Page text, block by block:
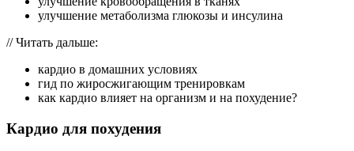
улучшение метаболизма глюкозы и инсулина
// Читать дальше:
кардио в домашних условиях
гид по жиросжигающим тренировкам
как кардио влияет на организм и на похудение?
Кардио для похудения